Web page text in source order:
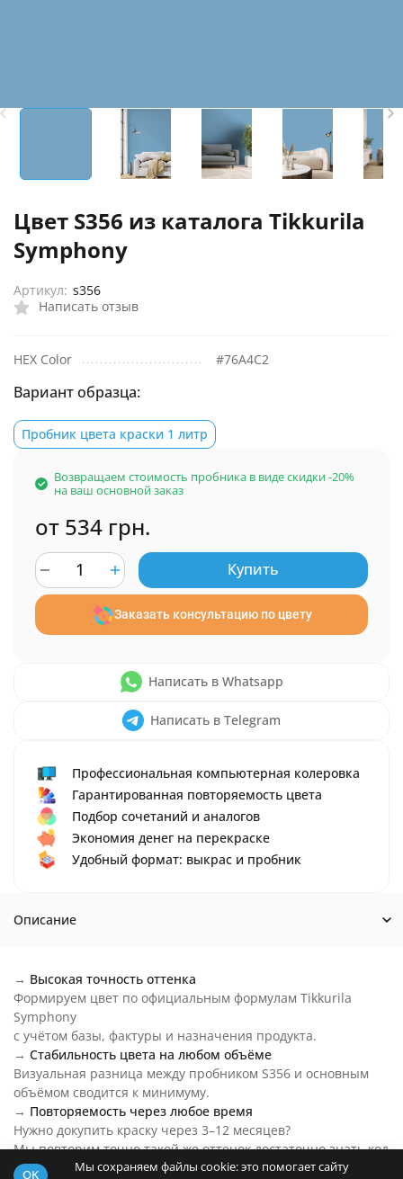
Цвет S356 из каталога Tikkurila
Symphony
Написать отзыв
Артикул: s356
HEX Color #76A4C2
Вариант образца:
Пробник цвета краски 1 литр
Возвращаем стоимость пробника в виде скидки -20%
на ваш основной заказ
от 534 грн.
Купить
Заказать консультацию по цвету
Написать в Whatsapp
Написать в Telegram
Профессиональная компьютерная колеровка
Гарантированная повторяемость цвета
Подбор сочетаний и аналогов
Экономия денег на перекраске
Удобный формат: выкрас и пробник
Описание
→ Высокая точность оттенка
Формируем цвет по официальным формулам Tikkurila
Symphony
с учётом базы, фактуры и назначения продукта.
→ Стабильность цвета на любом объёме
Визуальная разница между пробником S356 и основным
объёмом сводится к минимуму.
→ Повторяемость через любое время
Нужно докупить краску через 3–12 месяцев?
Мы повторим точно такой же оттенок достаточно знать код
цвета.
OK
Мы сохраняем файлы cookie: это помогает сайту